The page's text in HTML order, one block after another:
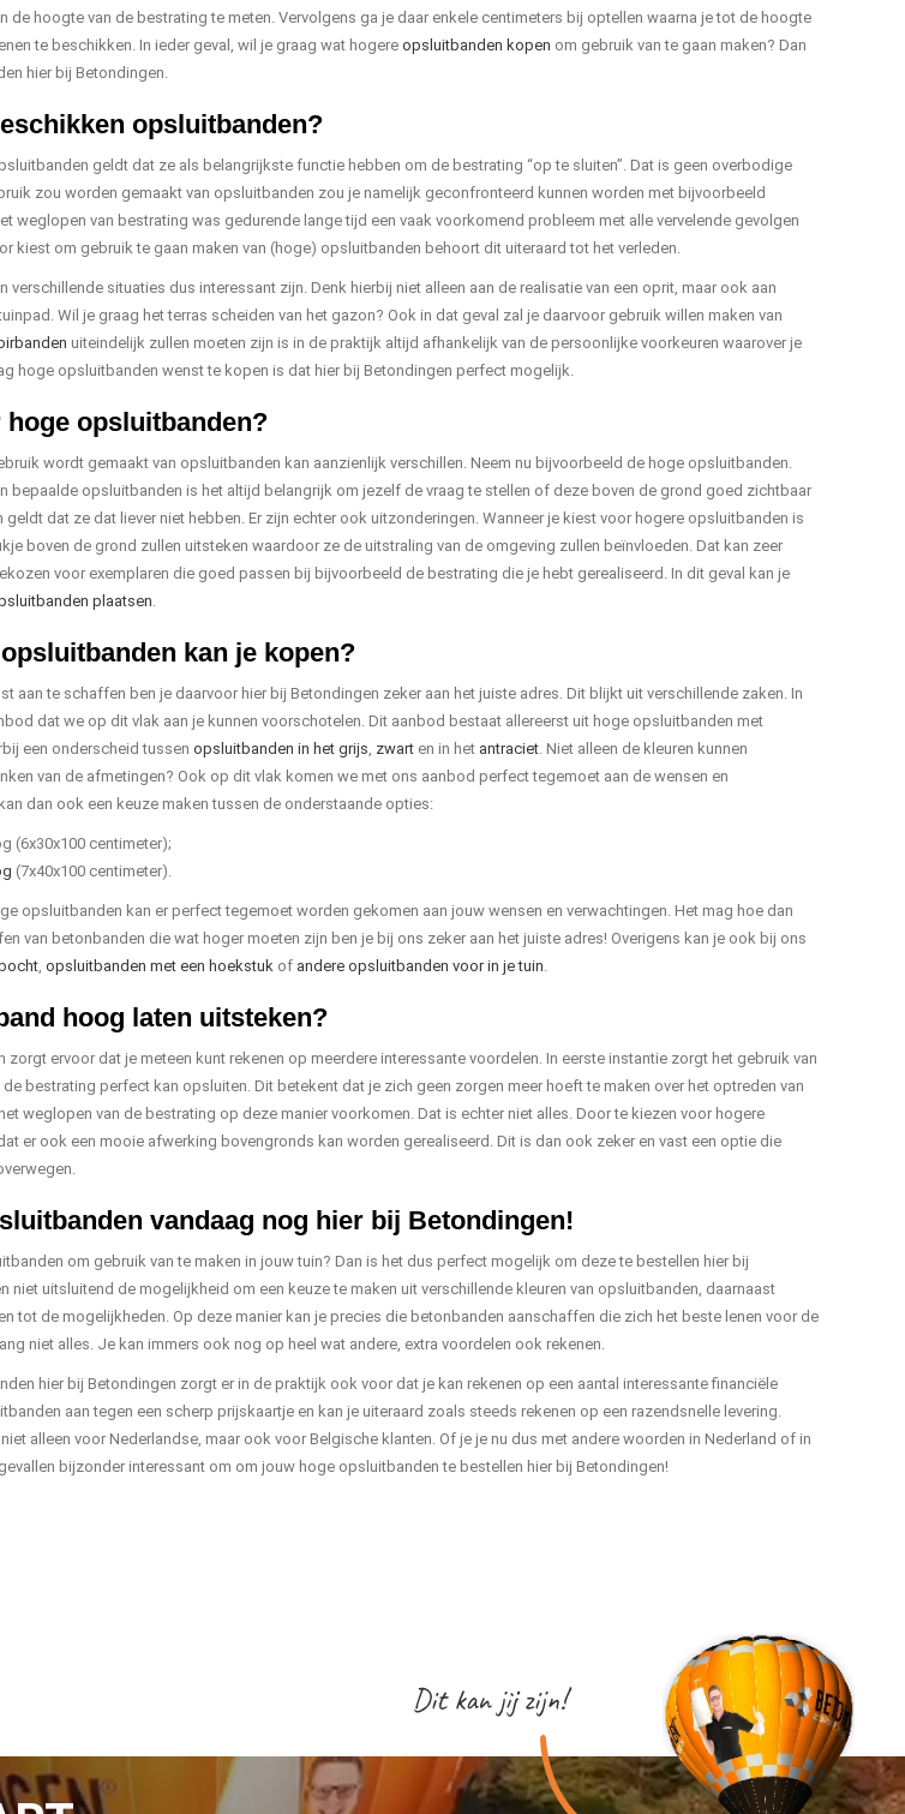
de hoogte van de bestrating te meten. Vervolgens ga je daar enkele centimeters bij optellen waarna je tot de hoogte
te beschikken. In ieder geval, wil je graag wat hogere opsluitbanden kopen om gebruik van te gaan maken? Dan
hier bij Betondingen.
opsluitbanden?
geldt dat ze als belangrijkste functie hebben om de bestrating “op te sluiten”. Dat is geen overbodige
zou worden gemaakt van opsluitbanden zou je namelijk geconfronteerd kunnen worden met bijvoorbeeld
weglopen van bestrating was gedurende lange tijd een vaak voorkomend probleem met alle vervelende gevolgen
kiest om gebruik te gaan maken van (hoge) opsluitbanden behoort dit uiteraard tot het verleden.
situaties dus interessant zijn. Denk hierbij niet alleen aan de realisatie van een oprit, maar ook aan
Wil je graag het terras scheiden van het gazon? Ook in dat geval zal je daarvoor gebruik willen maken van
uiteindelijk zullen moeten zijn is in de praktijk altijd afhankelijk van de persoonlijke voorkeuren waarover je
hoge opsluitbanden wenst te kopen is dat hier bij Betondingen perfect mogelijk.
opsluitbanden?
wordt gemaakt van opsluitbanden kan aanzienlijk verschillen. Neem nu bijvoorbeeld de hoge opsluitbanden.
bepaalde opsluitbanden is het altijd belangrijk om jezelf de vraag te stellen of deze boven de grond goed zichtbaar
dat ze dat liever niet hebben. Er zijn echter ook uitzonderingen. Wanneer je kiest voor hogere opsluitbanden is
boven de grond zullen uitsteken waardoor ze de uitstraling van de omgeving zullen beïnvloeden. Dat kan zeer
voor exemplaren die goed passen bij bijvoorbeeld de bestrating die je hebt gerealiseerd. In dit geval kan je
plaatsen.
kan je kopen?
aan te schaffen ben je daarvoor hier bij Betondingen zeker aan het juiste adres. Dit blijkt uit verschillende zaken. In
dat we op dit vlak aan je kunnen voorschotelen. Dit aanbod bestaat allereerst uit hoge opsluitbanden met
een onderscheid tussen opsluitbanden in het grijs, zwarten in het antraciet. Niet alleen de kleuren kunnen
van de afmetingen? Ook op dit vlak komen we met ons aanbod perfect tegemoet aan de wensen en
dan ook een keuze maken tussen de onderstaande opties:
(6x30x100 centimeter);
(7x40x100 centimeter).
opsluitbanden kan er perfect tegemoet worden gekomen aan jouw wensen en verwachtingen. Het mag hoe dan
van betonbanden die wat hoger moeten zijn ben je bij ons zeker aan het juiste adres! Overigens kan je ook bij ons
, opsluitbanden met een hoekstukof andere opsluitbanden voor in je tuin.
hoog laten uitsteken?
ervoor dat je meteen kunt rekenen op meerdere interessante voordelen. In eerste instantie zorgt het gebruik van
bestrating perfect kan opsluiten. Dit betekent dat je zich geen zorgen meer hoeft te maken over het optreden van
weglopen van de bestrating op deze manier voorkomen. Dat is echter niet alles. Door te kiezen voor hogere
er ook een mooie afwerking bovengronds kan worden gerealiseerd. Dit is dan ook zeker en vast een optie die
vandaag nog hier bij Betondingen!
om gebruik van te maken in jouw tuin? Dan is het dus perfect mogelijk om deze te bestellen hier bij
niet uitsluitend de mogelijkheid om een keuze te maken uit verschillende kleuren van opsluitbanden, daarnaast
tot de mogelijkheden. Op deze manier kan je precies die betonbanden aanschaffen die zich het beste lenen voor de
niet alles. Je kan immers ook nog op heel wat andere, extra voordelen ook rekenen.
hier bij Betondingen zorgt er in de praktijk ook voor dat je kan rekenen op een aantal interessante financiële
aan tegen een scherp prijskaartje en kan je uiteraard zoals steeds rekenen op een razendsnelle levering.
alleen voor Nederlandse, maar ook voor Belgische klanten. Of je je nu dus met andere woorden in Nederland of in
bijzonder interessant om om jouw hoge opsluitbanden te bestellen hier bij Betondingen!
Dit kan jij zijn!